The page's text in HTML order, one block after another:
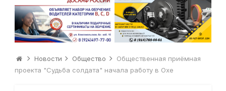
Новости Общество
Общественная приёмная
проекта "Судьба солдата" начала работу в Охе